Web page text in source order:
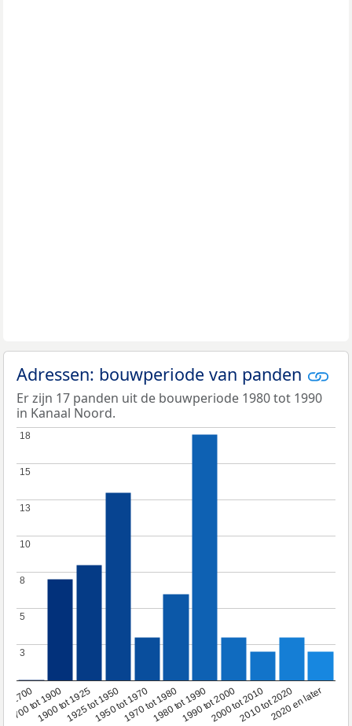
Adressen: bouwperiode van panden
Er zijn 17 panden uit de bouwperiode 1980 tot 1990
in Kanaal Noord.
1700
1700 tot 1900
1900 tot 19251925 tot 19501950 tot 19701970 tot 19801980 tot 19901990 tot 20002000 tot 20102010 tot 20202020 en later
3
3
5
5
8
8
10
10
13
13
15
15
18
18